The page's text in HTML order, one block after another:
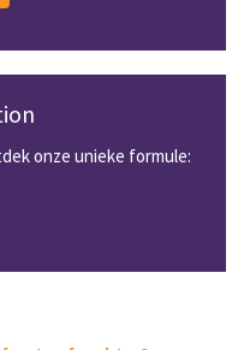
onze unieke formule: